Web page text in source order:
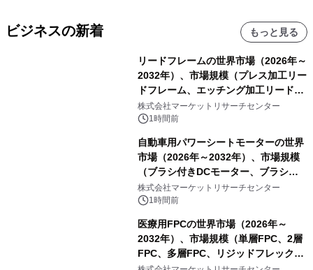
ビジネスの新着 もっと見る
リードフレームの世界市場（2026年～
2032年）、市場規模（プレス加工リー
ドフレーム、エッチング加工リードフ
レーム）・分析レポートを発表
株式会社マーケットリサーチセンター
1時間前
自動車用パワーシートモーターの世界
市場（2026年～2032年）、市場規模
（ブラシ付きDCモーター、ブラシレ
スDCモーター）・分析レポートを発
表
株式会社マーケットリサーチセンター
1時間前
医療用FPCの世界市場（2026年～
2032年）、市場規模（単層FPC、2層
FPC、多層FPC、リジッドフレックス